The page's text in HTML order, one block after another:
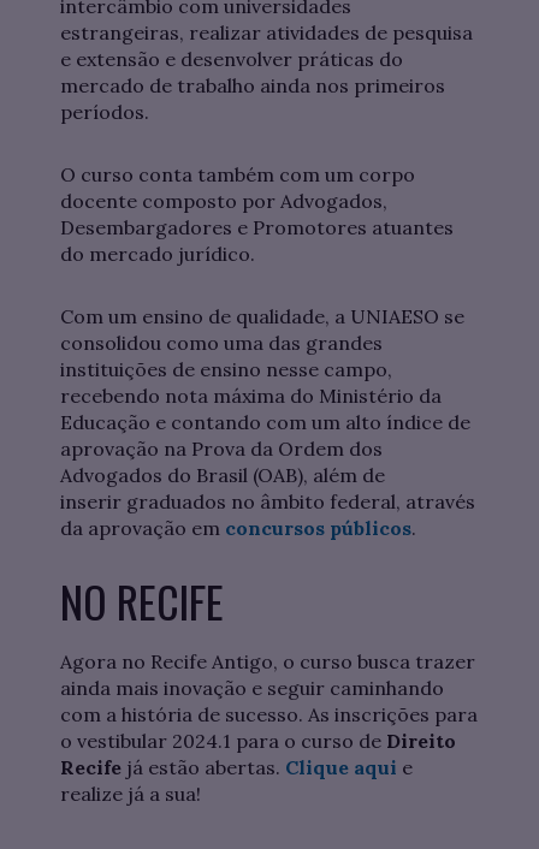
intercâmbio com universidades
estrangeiras, realizar atividades de pesquisa
e extensão e desenvolver práticas do
mercado de trabalho ainda nos primeiros
períodos.
O curso conta também com um corpo
docente composto por Advogados,
Desembargadores e Promotores atuantes
do mercado jurídico.
Com um ensino de qualidade, a UNIAESO se
consolidou como uma das grandes
instituições de ensino nesse campo,
recebendo nota máxima do Ministério da
Educação e contando com um alto índice de
aprovação na Prova da Ordem dos
Advogados do Brasil (OAB), além de
inserir graduados no âmbito federal, através
da aprovação em concursos públicos.
NO RECIFE
Agora no Recife Antigo, o curso busca trazer
ainda mais inovação e seguir caminhando
com a história de sucesso. As inscrições para
o vestibular 2024.1 para o curso de Direito
Recife já estão abertas. Clique aqui e
realize já a sua!